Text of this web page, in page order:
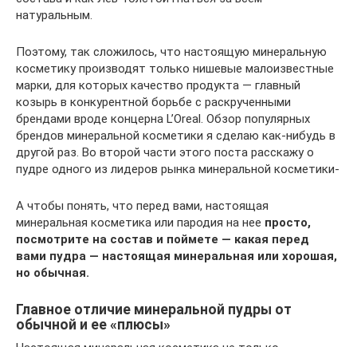
натуральным.
Поэтому, так сложилось, что настоящую минеральную
косметику производят только нишевые малоизвестные
марки, для которых качество продукта — главный
козырь в конкурентной борьбе с раскрученными
брендами вроде концерна L’Oreal. Обзор популярных
брендов минеральной косметики я сделаю как-нибудь в
другой раз. Во второй части этого поста расскажу о
пудре одного из лидеров рынка минеральной косметики-
А чтобы понять, что перед вами, настоящая
минеральная косметика или пародия на нее просто,
посмотрите на состав и поймете — какая перед
вами пудра — настоящая минеральная или хорошая,
но обычная.
Главное отличие минеральной пудры от
обычной и ее «плюсы»